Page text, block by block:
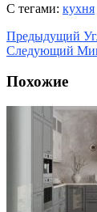
С тегами: кухня
Предыдущий
Следующий
Похожие